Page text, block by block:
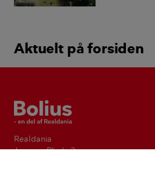
Aktuelt på forsiden
Bolius
Realdania
Jarmers Plads 2,